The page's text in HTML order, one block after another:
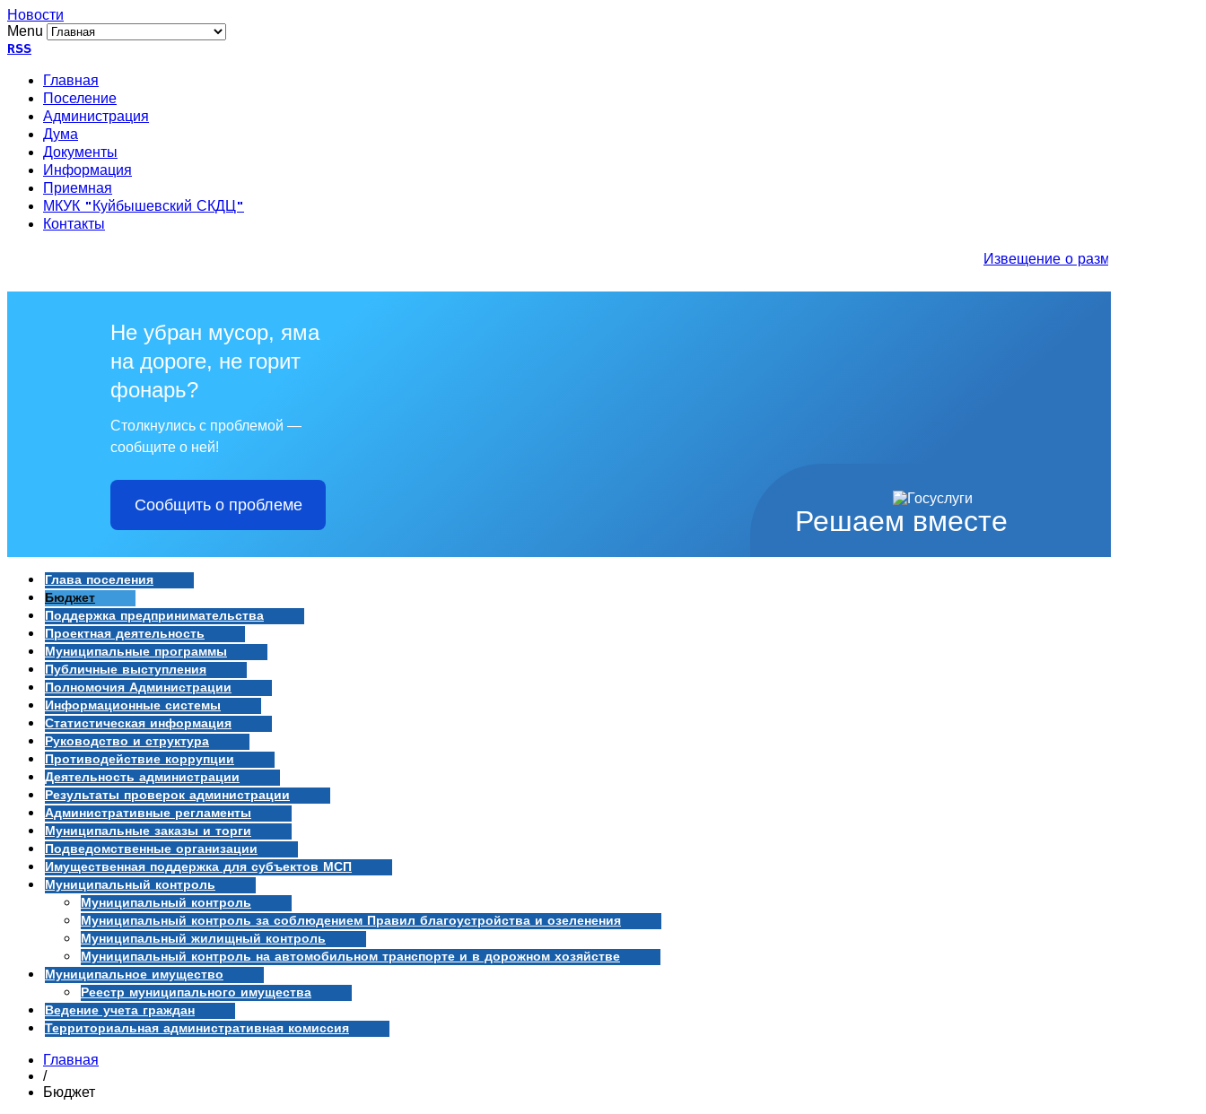
Новости
Menu
RSS
Главная
Поселение
Администрация
Дума
Документы
Информация
Приемная
МКУК "Куйбышевский СКДЦ"
Контакты
Извещение о размещении проекта
Решаем вместе
Не убран мусор, яма
на дороге, не горит
фонарь?
Столкнулись с проблемой —
сообщите о ней!
Сообщить о проблеме
Глава поселения
Бюджет
Поддержка предпринимательства
Проектная деятельность
Муниципальные программы
Публичные выступления
Полномочия Администрации
Информационные системы
Статистическая информация
Руководство и структура
Противодействие коррупции
Деятельность администрации
Результаты проверок администрации
Административные регламенты
Муниципальные заказы и торги
Подведомственные организации
Имущественная поддержка для субъектов МСП
Муниципальный контроль
Муниципальный контроль
Муниципальный контроль за соблюдением Правил благоустройства и озеленения
Муниципальный жилищный контроль
Муниципальный контроль на автомобильном транспорте и в дорожном хозяйстве
Муниципальное имущество
Реестр муниципального имущества
Ведение учета граждан
Территориальная административная комиссия
Главная
/
Бюджет